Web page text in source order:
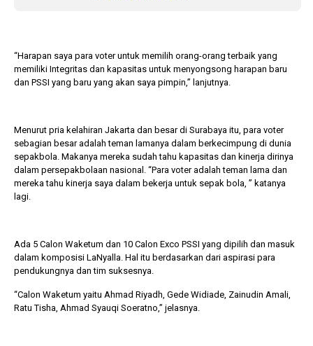
“Harapan saya para voter untuk memilih orang-orang terbaik yang
memiliki Integritas dan kapasitas untuk menyongsong harapan baru
dan PSSI yang baru yang akan saya pimpin,” lanjutnya.
Menurut pria kelahiran Jakarta dan besar di Surabaya itu, para voter
sebagian besar adalah teman lamanya dalam berkecimpung di dunia
sepakbola. Makanya mereka sudah tahu kapasitas dan kinerja dirinya
dalam persepakbolaan nasional. “Para voter adalah teman lama dan
mereka tahu kinerja saya dalam bekerja untuk sepak bola, ” katanya
lagi.
Ada 5 Calon Waketum dan 10 Calon Exco PSSI yang dipilih dan masuk
dalam komposisi LaNyalla. Hal itu berdasarkan dari aspirasi para
pendukungnya dan tim suksesnya.
“Calon Waketum yaitu Ahmad Riyadh, Gede Widiade, Zainudin Amali,
Ratu Tisha, Ahmad Syauqi Soeratno,” jelasnya.